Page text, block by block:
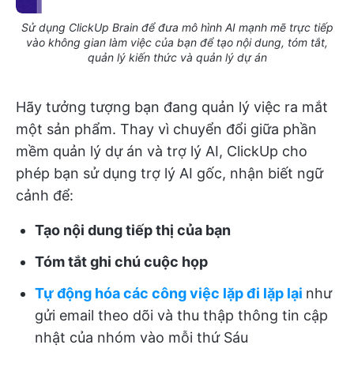
Sử dụng ClickUp Brain để đưa mô hình AI mạnh mẽ trực tiếp
vào không gian làm việc của bạn để tạo nội dung, tóm tắt,
quản lý kiến thức và quản lý dự án
Hãy tưởng tượng bạn đang quản lý việc ra mắt
một sản phẩm. Thay vì chuyển đổi giữa phần
mềm quản lý dự án và trợ lý AI, ClickUp cho
phép bạn sử dụng trợ lý AI gốc, nhận biết ngữ
cảnh để:
Tạo nội dung tiếp thị của bạn
Tóm tắt ghi chú cuộc họp
Tự động hóa các công việc lặp đi lặp lại như
gửi email theo dõi và thu thập thông tin cập
nhật của nhóm vào mỗi thứ Sáu